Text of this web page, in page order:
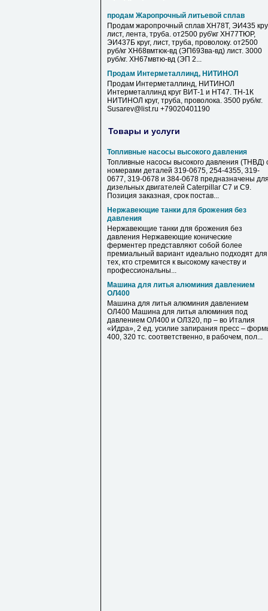
продам Жаропрочный литьевой сплав
Продам жаропрочный сплав ХН78Т, ЭИ435
лист, лента, труба. от2500 руб\кг ХН77ТЮР,
ЭИ437Б круг, лист, труба, проволоку. от2500
руб/кг ХН68вмтюк-вд (ЭП693ва-вд) лист. 3000
руб/кг. ХН67мвтю-вд (ЭП 2...
Продам Интерметаллинд, НИТИНОЛ
Продам Интерметаллинд, НИТИНОЛ
Интерметаллинд круг ВИТ-1 и НТ47. ТН-1К
НИТИНОЛ круг, труба, проволока. 3500 руб/кг.
Susarev@list.ru +79020401190
Товары и услуги
Топливные насосы высокого давления
Топливные насосы высокого давления (ТНВД)
номерами деталей 319-0675, 254-4355, 319-
0677, 319-0678 и 384-0678 предназначены
дизельных двигателей Caterpillar C7 и C9.
Позиция заказная, срок постав...
Нержавеющие танки для брожения без
давления
Нержавеющие танки для брожения без
давления Нержавеющие конические
ферментер представляют собой более
премиальный вариант идеально подходят для
тех, кто стремится к высокому качеству и
профессиональны...
Машина для литья алюминия давлением
ОЛ400
Машина для литья алюминия давлением
ОЛ400 Машина для литья алюминия под
давлением ОЛ400 и ОЛ320, пр – во Италия
«Идра», 2 ед. усилие запирания пресс –
400, 320 тс. соответственно, в рабочем, пол...